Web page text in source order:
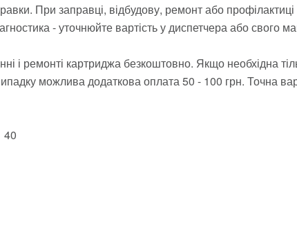
При заправці, відбудову, ремонт або
- уточнюйте вартість у диспетчера або свого
і ремонті картриджа безкоштовно. Якщо необхідна
можлива додаткова оплата 50 - 100 грн. Точна
40